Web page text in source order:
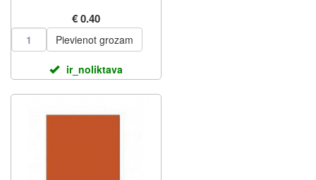
€ 0.40
Pievienot grozam
ir_noliktava